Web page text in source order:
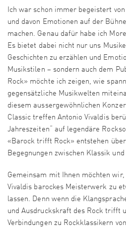
Ich war schon immer begeistert
und davon Emotionen auf der
machen. Genau dafür habe ich
Es bietet dabei nicht nur uns
Geschichten zu erzählen und
Musikstilen – sondern auch dem
Rock» möchte ich zeigen, wie
gegensätzliche Musikwelten
diesem aussergewöhnlichen
Classic treffen Antonio Vivaldis
Jahreszeiten“ auf legendäre
«Barock trifft Rock» entstehen
Begegnungen zwischen Klassik und
Gemeinsam mit Ihnen möchten
Vivaldis barockes Meisterwerk zu
lassen. Denn wenn die
und Ausdruckskraft des Rock trifft
Verbindungen zu Rockklassikern